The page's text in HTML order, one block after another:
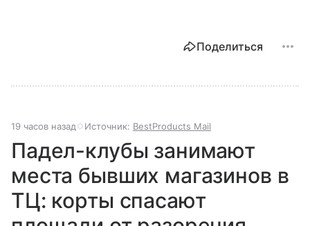
Поделиться
19 часов назад Источник: BestProducts Mail
Падел-клубы занимают
места бывших магазинов в
ТЦ: корты спасают